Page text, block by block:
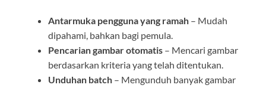
Antarmuka pengguna yang ramah – Mudah
dipahami, bahkan bagi pemula.
Pencarian gambar otomatis – Mencari gambar
berdasarkan kriteria yang telah ditentukan.
Unduhan batch – Mengunduh banyak gambar